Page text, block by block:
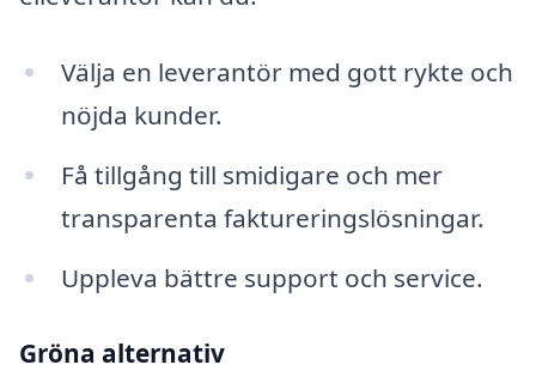
Välja en leverantör med gott rykte och
nöjda kunder.
Få tillgång till smidigare och mer
transparenta faktureringslösningar.
Uppleva bättre support och service.
Gröna alternativ